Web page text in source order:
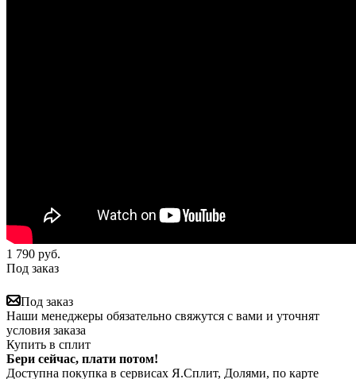
1 790 руб.
Под заказ
Под заказ
Наши менеджеры обязательно свяжутся с вами и уточнят
условия заказа
Купить в сплит
Бери сейчас, плати потом!
Доступна покупка в сервисах Я.Сплит, Долями, по карте